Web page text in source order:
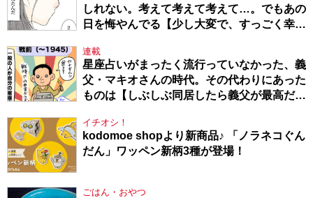
しれない。考えて考えて考えて…。でもあの
日を悔やんでる【少し大変で、すっごく幸せ
～・54】
連載
星座占いがまったく流行っていなかった、義
父・マキオさんの時代。その代わりにあった
ものは【しぶしぶ同居したら義父が最高だっ
イチオシ！
kodomoe shopより新商品♪ 「ノラネコぐん
だん」ワッペン新柄3種が登場！
ごはん・おやつ